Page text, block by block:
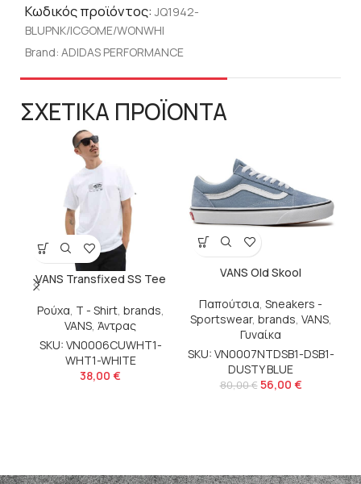
Κωδικός προϊόντος:JQ1942-
BLUPNK/ICGOME/WONWHI
Brand: ADIDAS PERFORMANCE
ΣΧΕΤΙΚΑ ΠΡΟΪΟΝΤΑ
VANS Transfixed SS Tee
Ρούχα T - Shirt, brands
VANS Άντρας
SKU: VN0006CUWHT1-
WHT1-WHITE
38,00 €
VANS Old Skool
Παπούτσια Sneakers -
Sportswear, brands VANS,
Γυναίκα
SKU: VN0007NTDSB1-DSB1-
DUSTY BLUE
80,00€ 56,00 €